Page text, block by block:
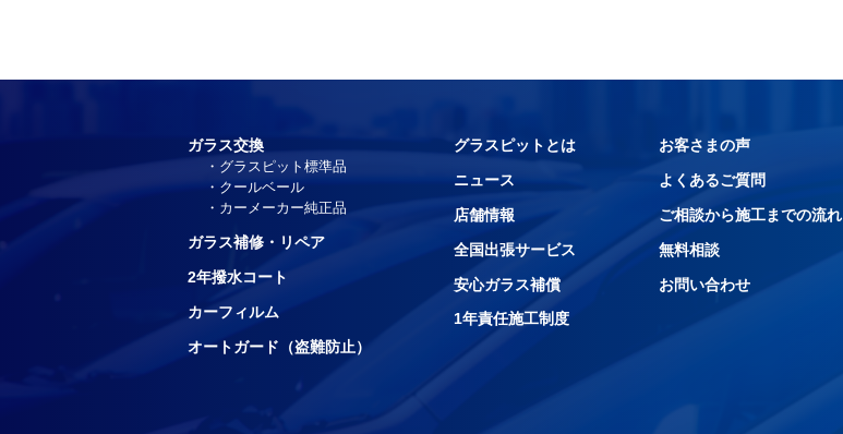
ガラス交換
グラスピット標準品
クールベール
カーメーカー純正品
ガラス補修・リペア
2年撥水コート
カーフィルム
オートガード（盗難防止）
グラスピットとは
ニュース
店舗情報
全国出張サービス
安心ガラス補償
1年責任施工制度
お客さまの声
よくあるご質問
ご相談から施工までの流れ
無料相談
お問い合わせ